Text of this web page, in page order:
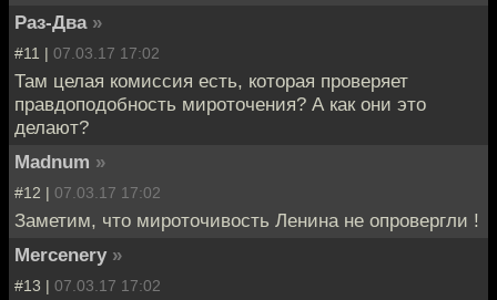
Раз-Два »
#11 | 07.03.17 17:02
Там целая комиссия есть, которая проверяет
правдоподобность мироточения? А как они это
делают?
Madnum »
#12 | 07.03.17 17:02
Заметим, что мироточивость Ленина не опровергли !
Mercenery »
#13 | 07.03.17 17:02